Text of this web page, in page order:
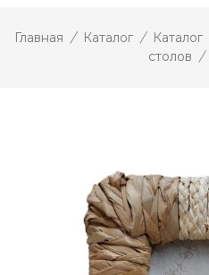
Главная / Каталог / Каталог
столов /